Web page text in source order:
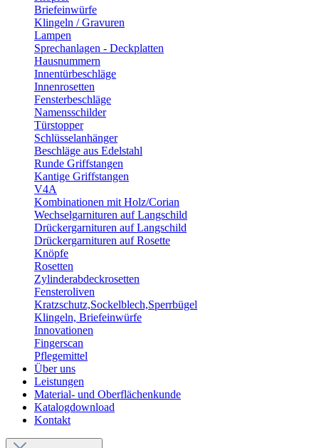
Briefeinwürfe
Klingeln / Gravuren
Lampen
Sprechanlagen - Deckplatten
Hausnummern
Innentürbeschläge
Innenrosetten
Fensterbeschläge
Namensschilder
Türstopper
Schlüsselanhänger
Beschläge aus Edelstahl
Runde Griffstangen
Kantige Griffstangen
V4A
Kombinationen mit Holz/Corian
Wechselgarnituren auf Langschild
Drückergarnituren auf Langschild
Drückergarnituren auf Rosette
Knöpfe
Rosetten
Zylinderabdeckrosetten
Fensteroliven
Kratzschutz,Sockelblech,Sperrbügel
Klingeln, Briefeinwürfe
Innovationen
Fingerscan
Pflegemittel
Über uns
Leistungen
Material- und Oberflächenkunde
Katalogdownload
Kontakt